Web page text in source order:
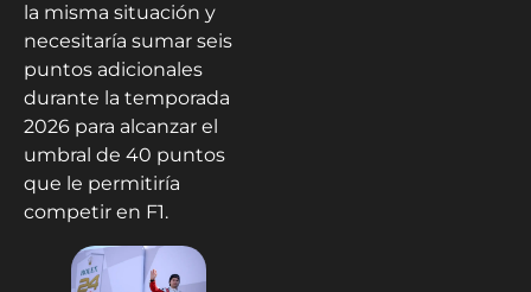
la misma situación y
necesitaría sumar seis
puntos adicionales
durante la temporada
2026 para alcanzar el
umbral de 40 puntos
que le permitiría
competir en F1.